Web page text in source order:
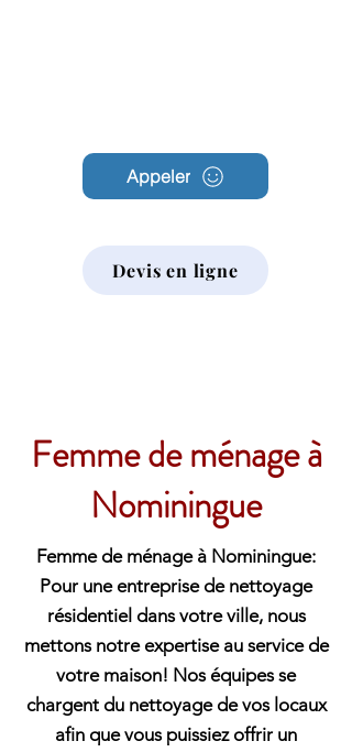
Appeler
Devis en ligne
Femme de ménage à
Nominingue
Femme de ménage à Nominingue:
Pour une entreprise de nettoyage
résidentiel dans votre ville, nous
mettons notre expertise au service de
votre maison! Nos équipes se
chargent du nettoyage de vos locaux
afin que vous puissiez offrir un